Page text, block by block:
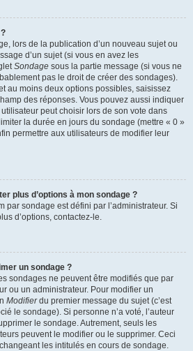
lors de la publication d’un nouveau sujet ou
d’un sujet (si vous en avez les
Sondage sous la partie message (si vous ne
pas le droit de créer des sondages).
au moins deux options possibles, saisissez
des réponses. Vous pouvez aussi indiquer
peut choisir lors de son vote dans
la durée en jours du sondage (mettre « 0 »
permettre aux utilisateurs de modifier leur
plus d’options à mon sondage ?
par sondage est défini par l’administrateur. Si
d’options, contactez-le.
un sondage ?
sondages ne peuvent être modifiés que par
ou un administrateur. Pour modifier un
Modifierdu premier message du sujet (c’est
le sondage). Si personne n’a voté, l’auteur
le sondage. Autrement, seuls les
peuvent le modifier ou le supprimer. Ceci
les intitulés en cours de sondage.